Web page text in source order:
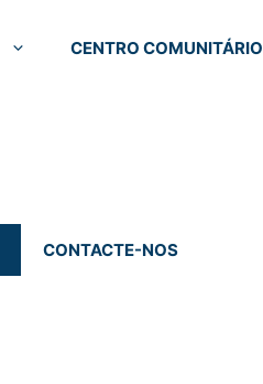
CENTRO COMUNITÁRIO
CONTACTE-NOS